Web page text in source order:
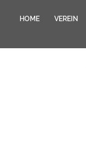
HOME VEREIN